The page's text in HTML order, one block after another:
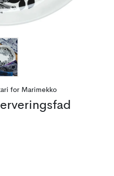
for Marimekko